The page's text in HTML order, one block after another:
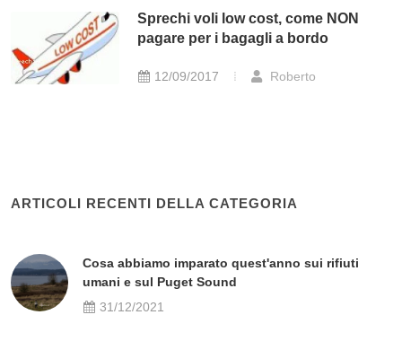
Sprechi voli low cost, come NON
pagare per i bagagli a bordo
12/09/2017 Roberto
ARTICOLI RECENTI DELLA CATEGORIA
Cosa abbiamo imparato quest'anno sui rifiuti
umani e sul Puget Sound
31/12/2021